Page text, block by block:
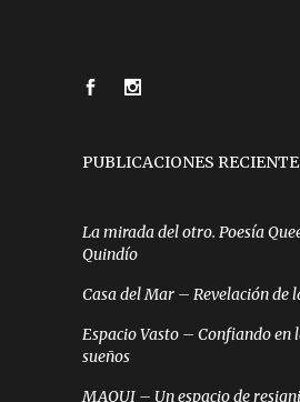
PUBLICACIONES
La mirada del otro. Poesía
Quindío
Casa del Mar – Revelación de
Espacio Vasto – Confiando en
sueños
MAQUI – Un espacio de